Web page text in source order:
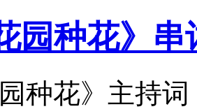
园种花》串
种花》主持